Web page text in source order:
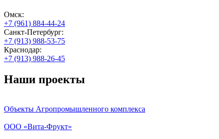
Омск:
+7 (961) 884-44-24
Санкт-Петербург:
+7 (913) 988-53-75
Краснодар:
+7 (913) 988-26-45
Наши проекты
Объекты Агропромышленного комплекса
ООО «Вита-Фрукт»